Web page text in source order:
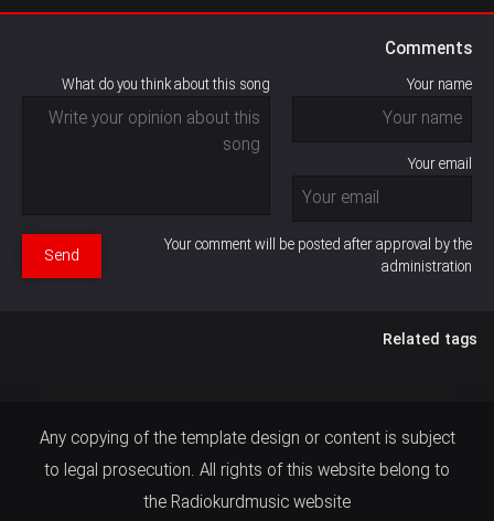
Comments
Your name
Your email
What do you think about this song
Your comment will be posted after approval by the
administration
Send
Related tags
Any copying of the template design or content is subject
to legal prosecution. All rights of this website belong to
the Radiokurdmusic website